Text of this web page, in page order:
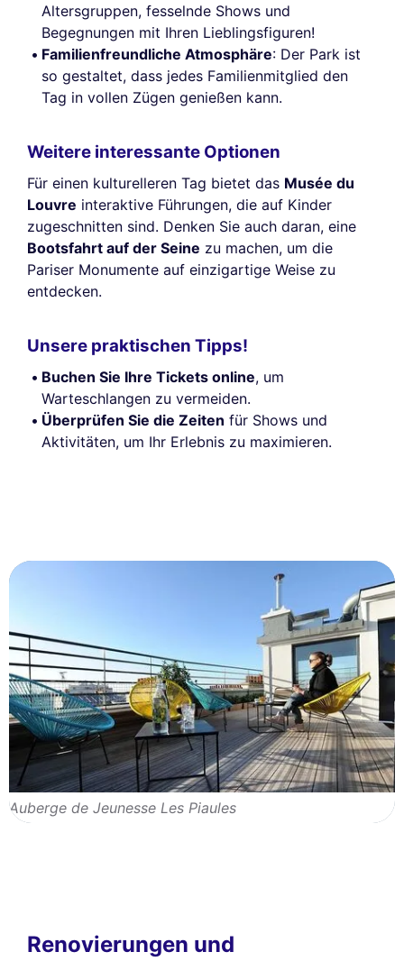
Altersgruppen, fesselnde Shows und
Begegnungen mit Ihren Lieblingsfiguren!
Familienfreundliche Atmosphäre: Der Park ist
so gestaltet, dass jedes Familienmitglied den
Tag in vollen Zügen genießen kann.
Weitere interessante Optionen
Für einen kulturelleren Tag bietet das Musée du
Louvre interaktive Führungen, die auf Kinder
zugeschnitten sind. Denken Sie auch daran, eine
Bootsfahrt auf der Seine zu machen, um die
Pariser Monumente auf einzigartige Weise zu
entdecken.
Unsere praktischen Tipps!
Buchen Sie Ihre Tickets online, um
Warteschlangen zu vermeiden.
Überprüfen Sie die Zeiten für Shows und
Aktivitäten, um Ihr Erlebnis zu maximieren.
Auberge de Jeunesse Les Piaules
Renovierungen und